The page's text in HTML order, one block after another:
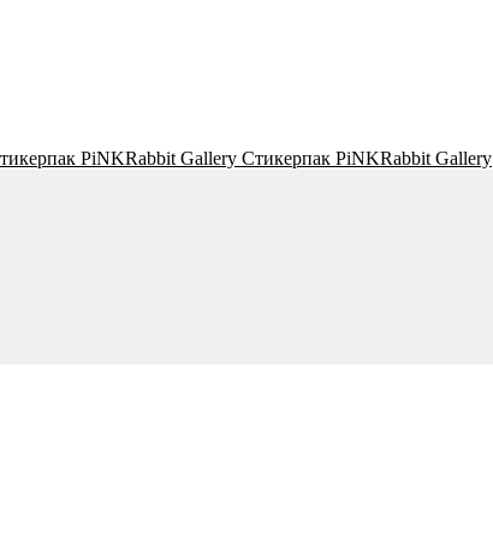
Стикерпак PiNKRabbit Gallery